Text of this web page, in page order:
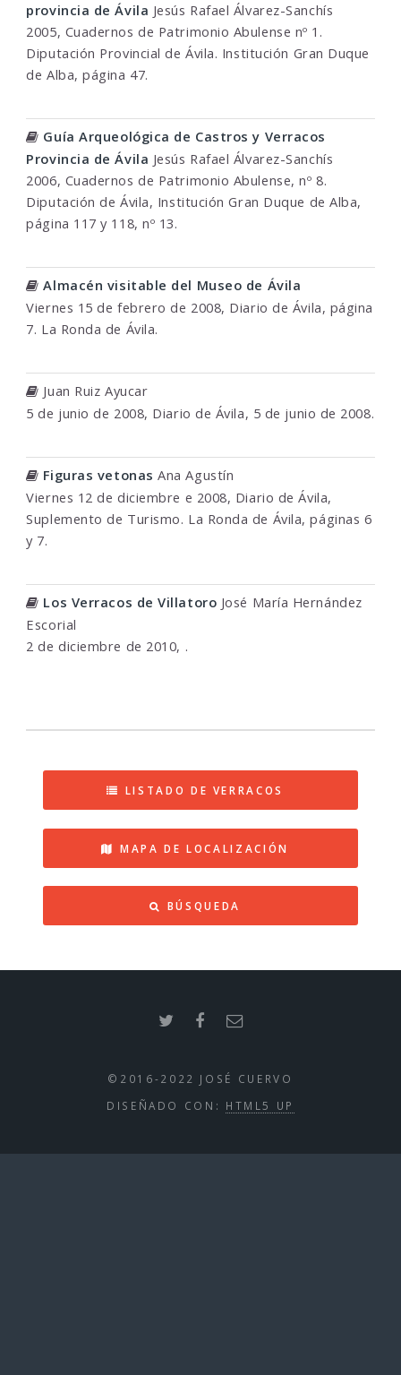
provincia de Ávila Jesús Rafael Álvarez-Sanchís
2005, Cuadernos de Patrimonio Abulense nº 1.
Diputación Provincial de Ávila. Institución Gran Duque
de Alba, página 47.
Guía Arqueológica de Castros y Verracos
Provincia de Ávila Jesús Rafael Álvarez-Sanchís
2006, Cuadernos de Patrimonio Abulense, nº 8.
Diputación de Ávila, Institución Gran Duque de Alba,
página 117 y 118, nº 13.
Almacén visitable del Museo de Ávila
Viernes 15 de febrero de 2008, Diario de Ávila, página
7. La Ronda de Ávila.
Juan Ruiz Ayucar
5 de junio de 2008, Diario de Ávila, 5 de junio de 2008.
Figuras vetonasAna Agustín
Viernes 12 de diciembre e 2008, Diario de Ávila,
Suplemento de Turismo. La Ronda de Ávila, páginas 6
y 7.
Los Verracos de Villatoro José María Hernández
Escorial
2 de diciembre de 2010, .
LISTADO DE VERRACOS
MAPA DE LOCALIZACIÓN
BÚSQUEDA
©2016-2022 JOSÉ CUERVO
DISEÑADO CON: HTML5 UP